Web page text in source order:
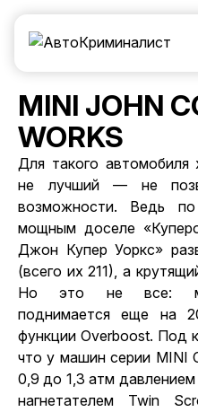
MINI JOHN
WORKS
Для такого автомобиля
не лучший — не
возможности. Ведь
мощным доселе
Джон Купер Уоркс»
(всего их 211), а
Но это не все:
поднимается еще на
функции Overboost. Под
что у машин серии MINI
0,9 до 1,3 атм
нагнетателем Twin